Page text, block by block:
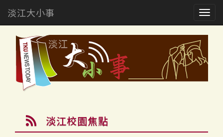
淡江大小事
淡江校園焦點